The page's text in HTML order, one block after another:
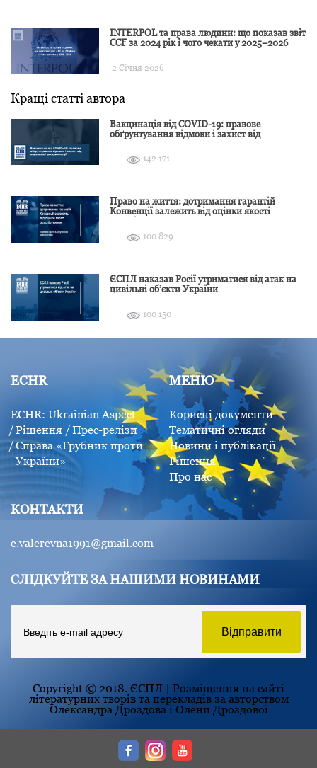
INTERPOL та права людини: що показав звіт
CCF за 2024 рік і чого чекати у 2025–2026
2 Січня 2026
Кращі статті автора
Вакцинація від COVID-19: правове
обґрунтування відмови і захист від
142 171
Право на життя: дотримання гарантій
Конвенції залежить від оцінки якості
100 829
ЄСПЛ наказав Росії утриматися від атак на
цивільні об’єкти України
100 150
ECHR
ECHR: Ukrainian Aspect
Рішення
Прес-релізи
Справа «Грубник проти
України»
МЕНЮ
Корисні документи
Тематичні огляди
Новини і публікації
Рішення
Про нас
КОНТАКТИ
e.valerevna1991@gmail.com
СЛІДКУЙТЕ ЗА НАШИМИ НОВИНАМИ
Copyright © 2018. ЄСПЛ | Розміщення на сайті
літературних творів та перекладів за авторством
Олександра Дроздова і Олени Дроздової